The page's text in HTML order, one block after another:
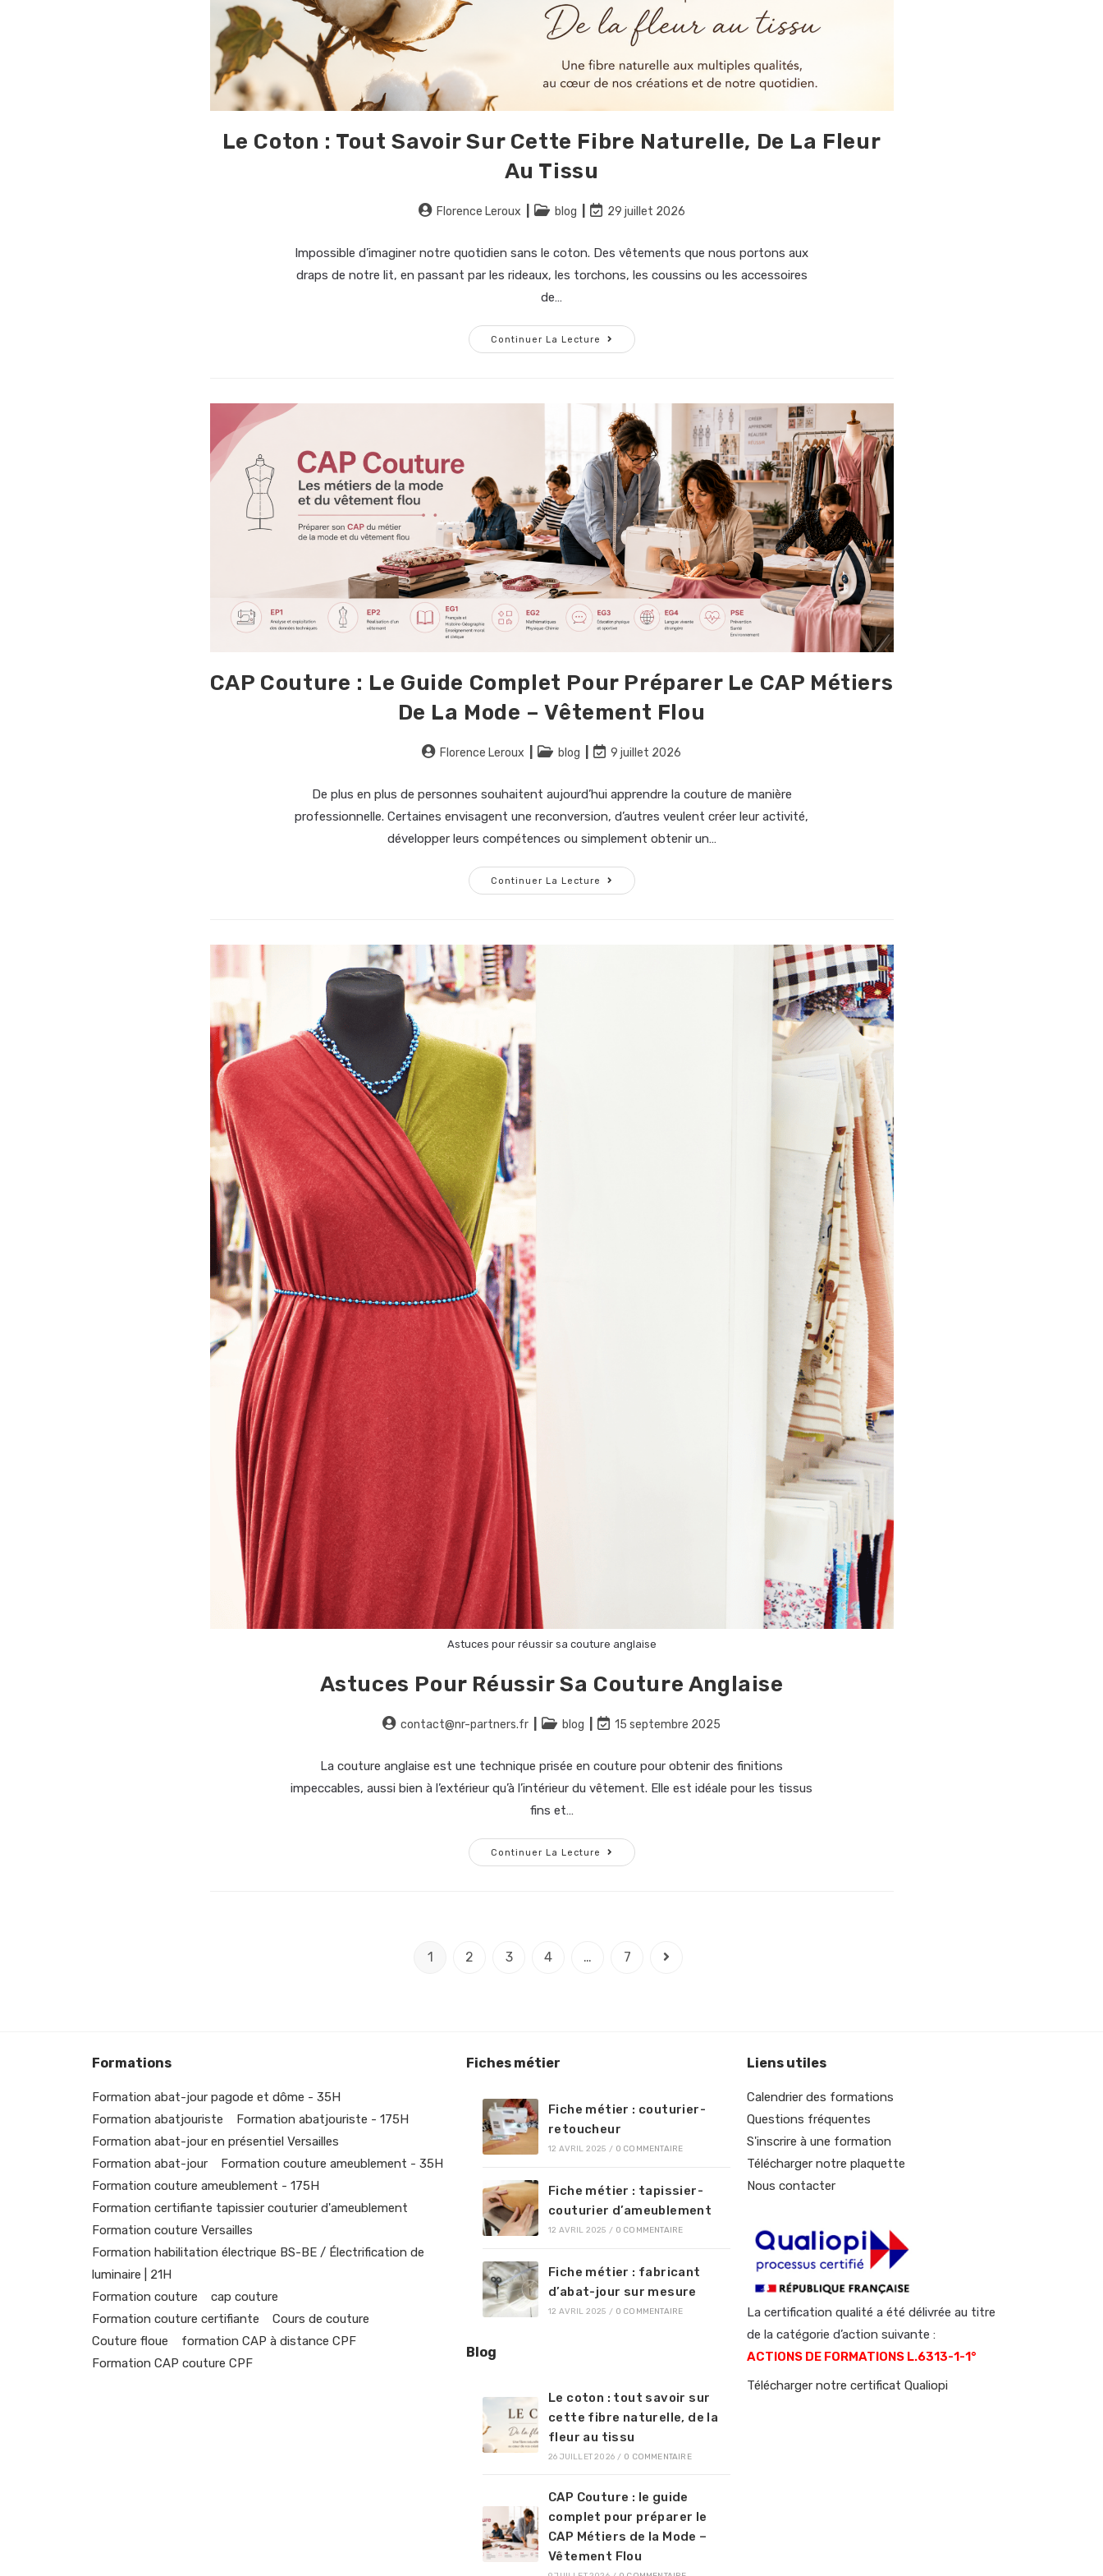
Le Coton : Tout Savoir Sur Cette Fibre Naturelle, De La Fleur
Au Tissu
Florence Leroux blog 29 juillet 2026
Impossible d’imaginer notre quotidien sans le coton. Des vêtements que nous portons aux
draps de notre lit, en passant par les rideaux, les torchons, les coussins ou les accessoires
de…
Continuer La Lecture
CAP Couture : Le Guide Complet Pour Préparer Le CAP Métiers
De La Mode – Vêtement Flou
Florence Leroux blog 9 juillet 2026
De plus en plus de personnes souhaitent aujourd’hui apprendre la couture de manière
professionnelle. Certaines envisagent une reconversion, d’autres veulent créer leur activité,
développer leurs compétences ou simplement obtenir un…
Continuer La Lecture
Astuces pour réussir sa couture anglaise
Astuces Pour Réussir Sa Couture Anglaise
contact@nr-partners.fr blog 15 septembre 2025
La couture anglaise est une technique prisée en couture pour obtenir des finitions
impeccables, aussi bien à l’extérieur qu’à l’intérieur du vêtement. Elle est idéale pour les tissus
fins et…
Continuer La Lecture
1 2 3 4 … 7
Formations
Formation abat-jour pagode et dôme - 35H
Formation abatjouriste
Formation abatjouriste - 175H
Formation abat-jour en présentiel Versailles
Formation abat-jour
Formation couture ameublement - 35H
Formation couture ameublement - 175H
Formation certifiante tapissier couturier d'ameublement
Formation couture Versailles
Formation habilitation électrique BS-BE / Électrification de
luminaire | 21H
Formation couture
cap couture
Formation couture certifiante
Cours de couture
Couture floue
formation CAP à distance CPF
Formation CAP couture CPF
Fiches métier
Fiche métier : couturier-
retoucheur
12 AVRIL 2025 / 0 COMMENTAIRE
Fiche métier : tapissier-
couturier d’ameublement
12 AVRIL 2025 / 0 COMMENTAIRE
Fiche métier : fabricant
d’abat-jour sur mesure
12 AVRIL 2025 / 0 COMMENTAIRE
Blog
Le coton : tout savoir sur
cette fibre naturelle, de la
fleur au tissu
26 JUILLET 2026 / 0 COMMENTAIRE
CAP Couture : le guide
complet pour préparer le
CAP Métiers de la Mode –
Vêtement Flou
Liens utiles
Calendrier des formations
Questions fréquentes
S'inscrire à une formation
Télécharger notre plaquette
Nous contacter
La certification qualité a été délivrée au titre
de la catégorie d’action suivante :
ACTIONS DE FORMATIONS L.6313-1-1°
Télécharger notre certificat Qualiopi